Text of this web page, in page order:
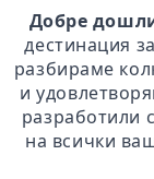
Добре
дестинация
разбираме
и
разработили
на всички